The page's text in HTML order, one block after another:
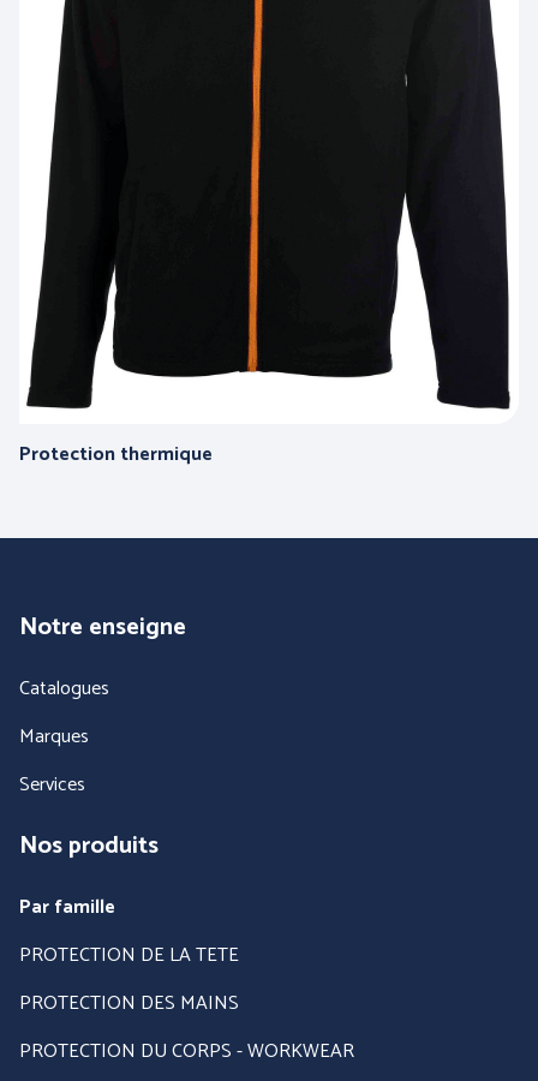
COFRA ENGEL WORKWEAR
JUBA MSA France SAS
PANTHER (ABOUTBLU)
Protection thermique
Notre enseigne
Catalogues
Marques
Services
Nos produits
Par famille
PROTECTION DE LA TETE
PROTECTION DES MAINS
PROTECTION DU CORPS - WORKWEAR